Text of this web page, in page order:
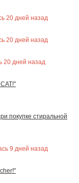
20 дней назад
20 дней назад
20 дней назад
покупке стиральной
9 дней назад